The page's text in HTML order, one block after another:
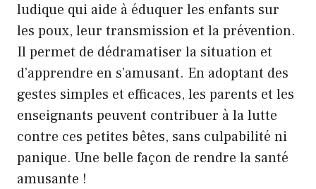
ludique qui aide à éduquer les enfants sur
les poux, leur transmission et la prévention.
Il permet de dédramatiser la situation et
d’apprendre en s’amusant. En adoptant des
gestes simples et efficaces, les parents et les
enseignants peuvent contribuer à la lutte
contre ces petites bêtes, sans culpabilité ni
panique. Une belle façon de rendre la santé
amusante !